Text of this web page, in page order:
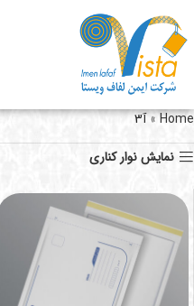
Home
»آ3
نمایش نوار کناری